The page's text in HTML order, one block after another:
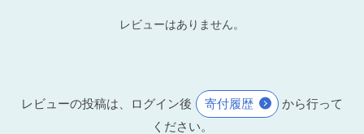
レビューはありません。
レビューの投稿は、ログイン後 寄付履歴
から行って
ください。